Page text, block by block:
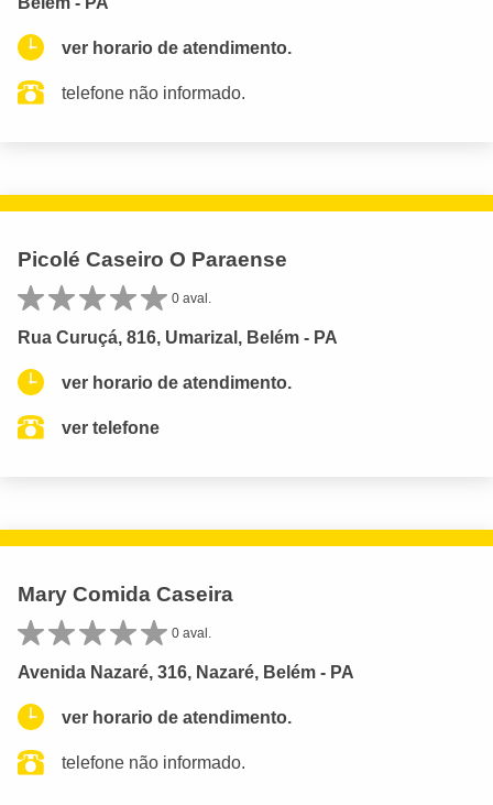
ver horario de atendimento.
telefone não informado.
Picolé Caseiro O Paraense
0 aval.
Rua Curuçá, 816, Umarizal, Belém - PA
ver horario de atendimento.
ver telefone
Mary Comida Caseira
0 aval.
Avenida Nazaré, 316, Nazaré, Belém - PA
ver horario de atendimento.
telefone não informado.